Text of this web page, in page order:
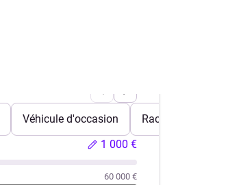
Véhicule d'occasion Rachat de crédits
1 000 €
60 000 €